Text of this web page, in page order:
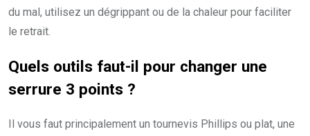
du mal, utilisez un dégrippant ou de la chaleur pour faciliter
le retrait.
Quels outils faut-il pour changer une
serrure 3 points ?
Il vous faut principalement un tournevis Phillips ou plat, une